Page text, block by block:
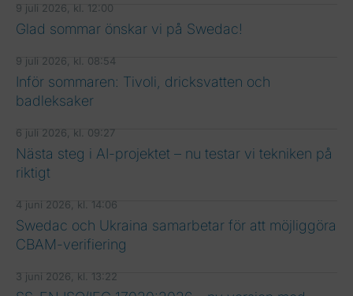
9 juli 2026, kl. 12:00
Glad sommar önskar vi på Swedac!
9 juli 2026, kl. 08:54
Inför sommaren: Tivoli, dricksvatten och
badleksaker
6 juli 2026, kl. 09:27
Nästa steg i AI-projektet – nu testar vi tekniken på
riktigt
4 juni 2026, kl. 14:06
Swedac och Ukraina samarbetar för att möjliggöra
CBAM-verifiering
3 juni 2026, kl. 13:22